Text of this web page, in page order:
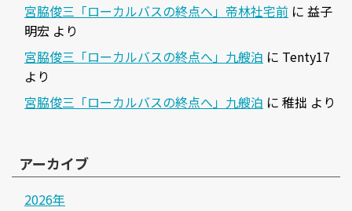
宮脇俊三「ローカルバスの終点へ」帝林社宅前 に 益子
明宏 より
宮脇俊三「ローカルバスの終点へ」九艘泊 に Tenty17
より
宮脇俊三「ローカルバスの終点へ」九艘泊 に 稚拙 より
アーカイブ
2026年